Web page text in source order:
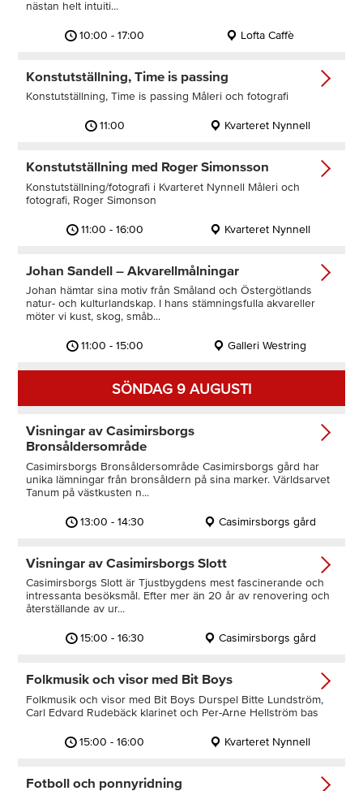
10:00 - 17:00 Lofta Caffè
nästan helt intuiti...
11:00 Kvarteret Nynnell
Konstutställning, Time is passing
Konstutställning, Time is passing Måleri och fotografi
11:00 - 16:00 Kvarteret Nynnell
Konstutställning med Roger Simonsson
Konstutställning/fotografi i Kvarteret Nynnell Måleri och
fotografi, Roger Simonson
11:00 - 15:00 Galleri Westring
Johan Sandell – Akvarellmålningar
Johan hämtar sina motiv från Småland och Östergötlands
natur- och kulturlandskap. I hans stämningsfulla akvareller
möter vi kust, skog, småb...
SÖNDAG 9 AUGUSTI
13:00 - 14:30 Casimirsborgs gård
Visningar av Casimirsborgs
Bronsåldersområde
Casimirsborgs Bronsåldersområde Casimirsborgs gård har
unika lämningar från bronsåldern på sina marker. Världsarvet
Tanum på västkusten n...
15:00 - 16:30 Casimirsborgs gård
Visningar av Casimirsborgs Slott
Casimirsborgs Slott är Tjustbygdens mest fascinerande och
intressanta besöksmål. Efter mer än 20 år av renovering och
återställande av ur...
15:00 - 16:00 Kvarteret Nynnell
Folkmusik och visor med Bit Boys
Folkmusik och visor med Bit Boys Durspel Bitte Lundström,
Carl Edvard Rudebäck klarinet och Per-Arne Hellström bas
Fotboll och ponnyridning